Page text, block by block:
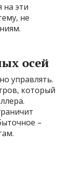
эти
не
осей
управлять.
который
–